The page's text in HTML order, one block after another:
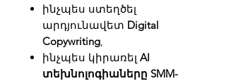
ինչպես ստեղծել
արդյունավետ Digital
Copywriting,
ինչպես կիրառել AI
տեխնոլոգիաները SMM-